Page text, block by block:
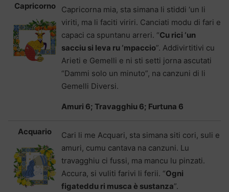
Capricorno
Capricorna mia, sta simana li stiddi ‘un li
viriti, ma li faciti viriri. Canciati modu di fari e
capaci ca spuntanu arreri. “Cu rici ‘un
sacciu si leva ru ‘mpaccio”. Addivirtitivi cu
Arieti e Gemelli e ni sti setti jorna ascutati
“Dammi solo un minuto”, na canzuni di li
Gemelli Diversi.
Amuri 6; Travagghiu 6; Furtuna 6
Acquario
Cari li me Acquari, sta simana siti cori, suli e
amuri, cumu cantava na canzuni. Lu
travagghiu ci fussi, ma mancu lu pinzati.
Accura, si vuliti farivi li ferii. “Ogni
figateddu ri musca è sustanza”.